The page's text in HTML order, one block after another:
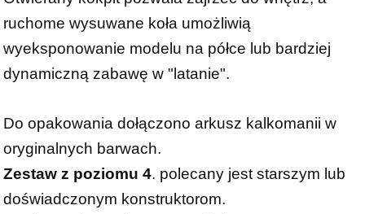
ruchome wysuwane koła umożliwią
wyeksponowanie modelu na półce lub bardziej
dynamiczną zabawę w "latanie".
Do opakowania dołączono arkusz kalkomanii w
oryginalnych barwach.
Zestaw z poziomu 4. polecany jest starszym lub
doświadczonym konstruktorom.